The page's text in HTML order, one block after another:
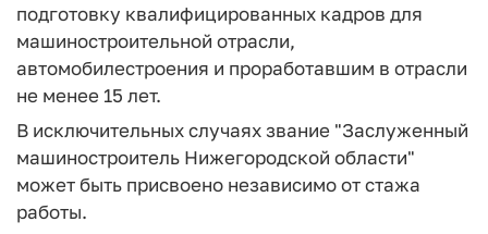
подготовку квалифицированных кадров для
машиностроительной отрасли,
автомобилестроения и проработавшим в отрасли
не менее 15 лет.
В исключительных случаях звание "Заслуженный
машиностроитель Нижегородской области"
может быть присвоено независимо от стажа
работы.